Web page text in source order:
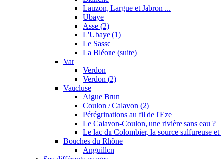
Lauzon, Largue et Jabron ...
Ubaye
Asse (2)
L'Ubaye (1)
Le Sasse
La Bléone (suite)
Var
Verdon
Verdon (2)
Vaucluse
Aigue Brun
Coulon / Calavon (2)
Pérégrinations au fil de l'Eze
Le Calavon-Coulon, une rivière sans eau ?
Le lac du Colombier, la source sulfureuse
Bouches du Rhône
Anguillon